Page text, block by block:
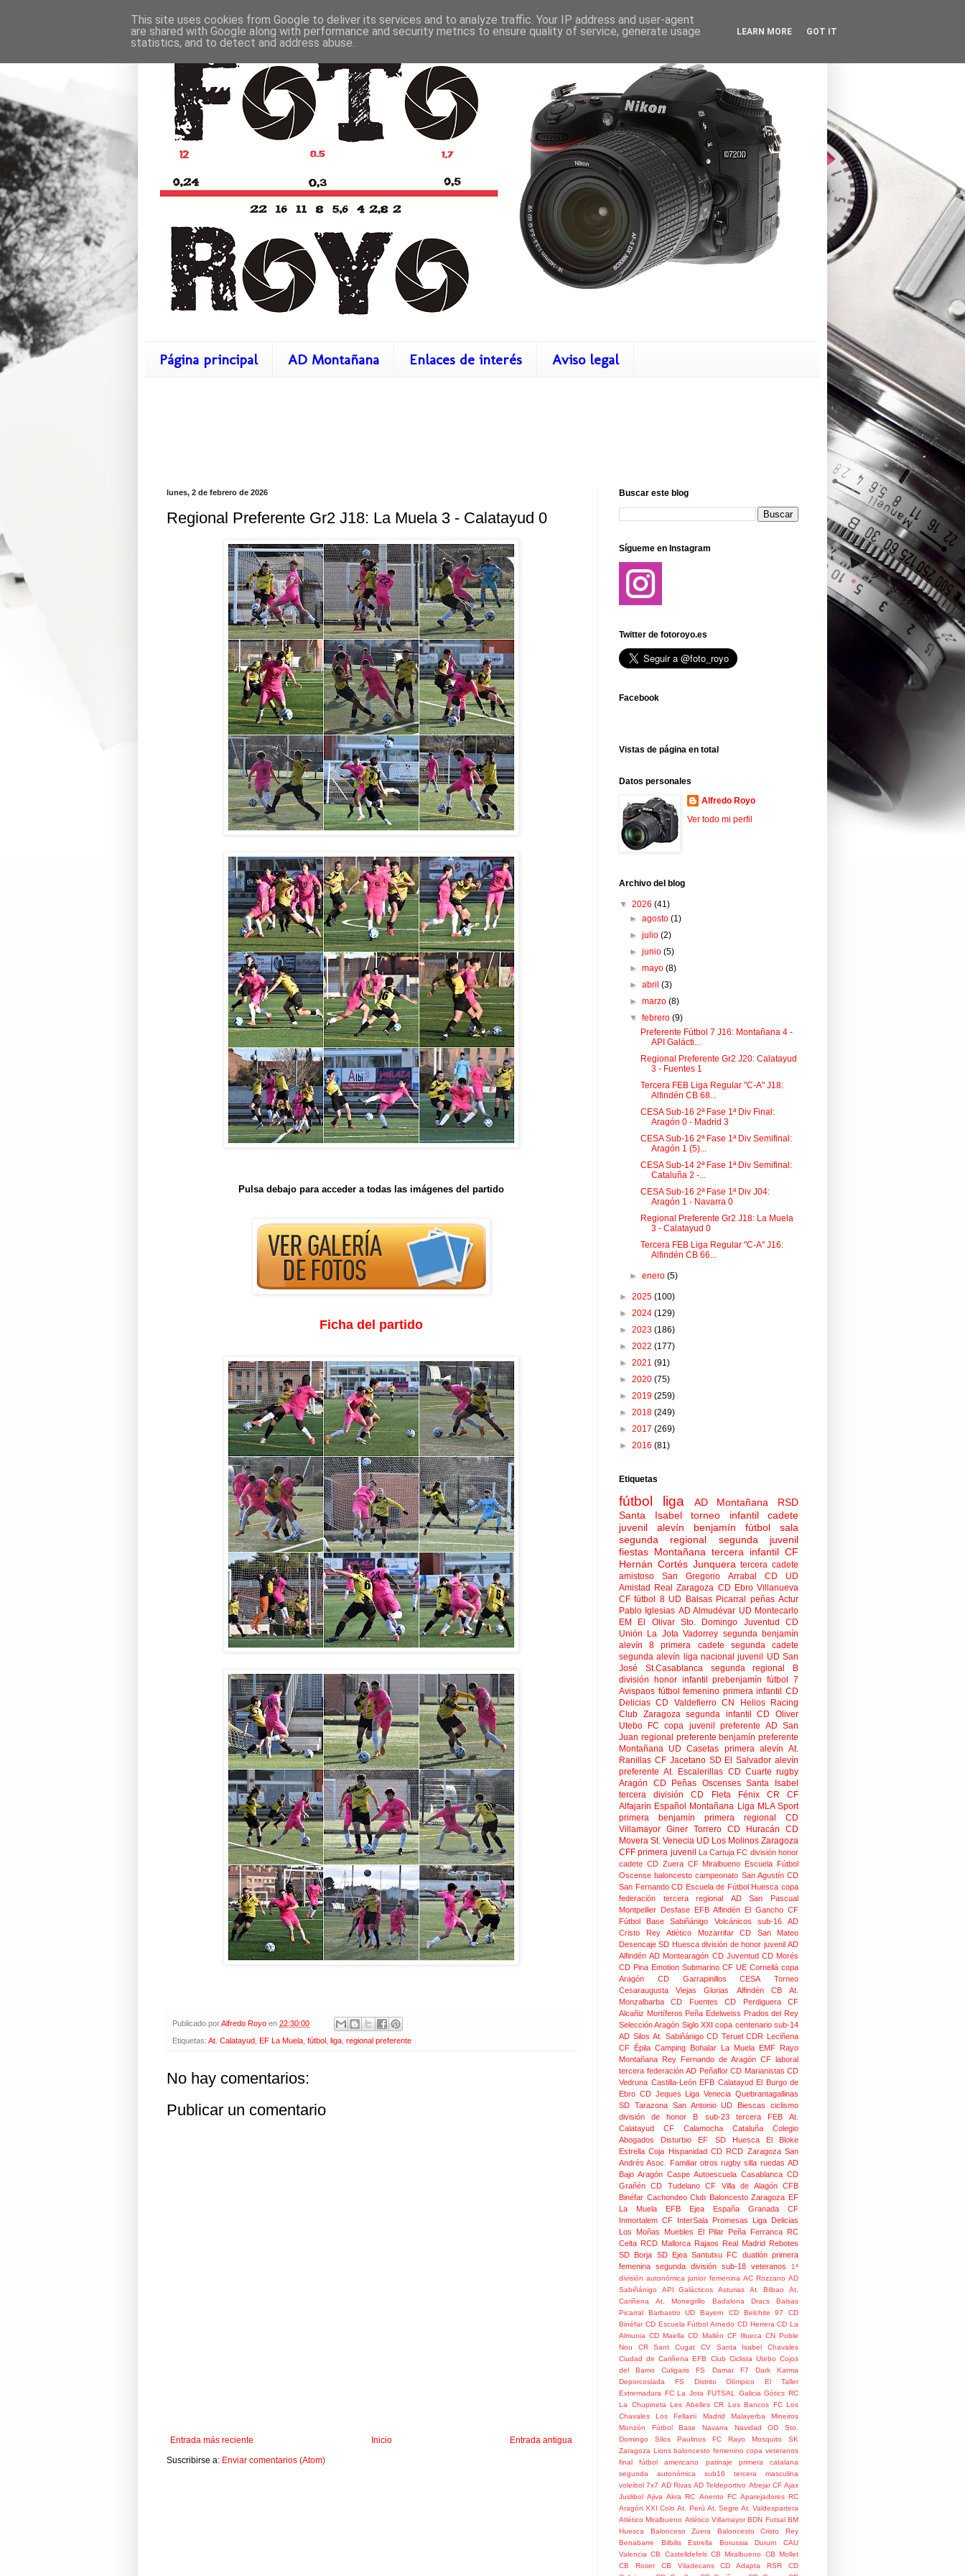
Página principal AD Montañana Enlaces de interés Aviso legal
lunes, 2 de febrero de 2026
Regional Preferente Gr2 J18: La Muela 3 - Calatayud 0
Pulsa debajo para acceder a todas las imágenes del partido
Ficha del partido
Publicado porAlfredo Royo en 22:30:00
Etiquetas: At. Calatayud EF La Muela fútbol liga regional preferente
No hay comentarios:
Publicar un comentario
Entrada más reciente Entrada antigua
Inicio
Suscribirse a: Enviar comentarios (Atom)
Buscar este blog
Sígueme en Instagram
Twitter de fotoroyo.es
Facebook
Vistas de página en total
Datos personales
Alfredo Royo
Ver todo mi perfil
Archivo del blog
▼ 2026 (41)
►agosto(1)
►julio(2)
►junio(5)
►mayo(8)
►abril(3)
►marzo(8)
▼febrero(9)
Preferente Fútbol 7 J16: Montañana 4 -
API Galácti...
Regional Preferente Gr2 J20: Calatayud
3 - Fuentes 1
Tercera FEB Liga Regular "C-A" J18:
Alfindén CB 68...
CESA Sub-16 2ª Fase 1ª Div Final:
Aragón 0 - Madrid 3
CESA Sub-16 2ª Fase 1ª Div Semifinal:
Aragón 1 (5)...
CESA Sub-14 2ª Fase 1ª Div Semifinal:
Cataluña 2 -...
CESA Sub-16 2ª Fase 1ª Div J04:
Aragón 1 - Navarra 0
Regional Preferente Gr2 J18: La Muela
3 - Calatayud 0
Tercera FEB Liga Regular "C-A" J16:
Alfindén CB 66...
►enero(5)
► 2025 (100)
► 2024 (129)
► 2023 (186)
► 2022 (177)
► 2021 (91)
► 2020 (75)
► 2019 (259)
► 2018 (249)
► 2017 (269)
► 2016 (81)
Etiquetas
fútbol liga AD Montañana
RSD
Santa Isabel
torneo infantil
cadete
juvenil
alevín benjamín
fútbol sala
segunda regional
segunda juvenil
fiestas Montañana tercera infantil CF
Hernán Cortés Junquera tercera cadete
amistoso
San Gregorio Arrabal CD
UD
Amistad
Real Zaragoza CD Ebro Villanueva
CF fútbol 8 UD Balsas Picarral peñas Actur
Pablo Iglesias AD Almudévar UD Montecarlo
EM El Olivar Sto. Domingo Juventud
CD
Unión La Jota Vadorrey segunda benjamín
alevín 8
primera cadete
segunda cadete
segunda alevín
liga nacional juvenil
UD San
José
St.Casablanca
segunda regional B
división honor infantil
prebenjamín fútbol 7
Avispaos fútbol femenino primera infantil
CD
Delicias CD Valdefierro CN Helios
Racing
Club Zaragoza segunda infantil
CD Oliver
Utebo FC copa juvenil preferente AD San
Juan regional preferente benjamín preferente
Montañana UD Casetas primera alevín At.
Ranillas CF Jacetano SD El Salvador alevín
preferente At. Escalerillas CD Cuarte rugby
Aragón
CD Peñas Oscenses Santa Isabel
tercera división
CD Fleta Fénix CR
CF
Alfajarín Español Montañana Liga MLA Sport
primera benjamín
primera regional
CD
Villamayor Giner Torrero CD Huracán
CD
Movera St. Venecia UD Los Molinos Zaragoza
CFF primera juvenil La Cartuja FC división honor
cadete CD Zuera CF Miralbueno Escuela Fútbol
Oscense baloncesto campeonato San Agustín CD
San Fernando CD Escuela de Fútbol Huesca copa
federación
tercera regional
AD San Pascual
Montpellier Desfase EFB Alfindén El Gancho CF
Fútbol Base Sabiñánigo
Volcánicos sub-16
AD
Cristo Rey
Atlético Mozarrifar
CD San Mateo
Desencaje SD Huesca división de honor juvenil AD
Alfindén AD Montearagón CD Juventud CD Morés
CD Pina Emotion Submarino CF UE Cornellá copa
Aragón
CD Garrapinillos CESA
Torneo
Cesaraugusta
Viejas Glorias Alfindén CB
At.
Monzalbarba
CD Fuentes CD Perdiguera
CF
Alcañiz Mortíferos Peña Edelweiss Prados del Rey
Selección Aragón Siglo XXI copa centenario sub-14
AD Silos At. Sabiñánigo CD Teruel CDR Leciñena
CF Épila Camping Bohalar La Muela EMF Rayo
Montañana Rey Fernando de Aragón CF laboral
tercera federación AD Peñaflor CD Marianistas CD
Vedruna Castilla-León EFB Calatayud El Burgo de
Ebro CD Jeques Liga Venecia Quebrantagallinas
SD Tarazona San Antonio UD Biescas
ciclismo
división de honor B
sub-23 tercera FEB
At.
Calatayud
CF Calamocha Cataluña
Colegio
Abogados
Disturbio EF SD Huesca
El Bloke
Estrella Coja Hispanidad CD RCD Zaragoza San
Andrés Asoc. Familiar otros rugby silla ruedas AD
Bajo Aragón Caspe Autoescuela Casablanca CD
Grañén
CD Tudelano CF Villa de Alagón
CFB
Binéfar Cachondeo Club Baloncesto Zaragoza EF
La Muela
EFB Ejea España
Granada CF
Inmortalem CF InterSala Promesas
Liga Delicias
Los Moñas
Muebles El Pilar Peña Ferranca RC
Celta RCD Mallorca Rajaos Real Madrid Rebotes
SD Borja SD Ejea Santutxu FC duatlón primera
femenina segunda división sub-18 veteranos
1ª
división autonómica junior femenina AC Rozzano AD
Sabiñánigo
API Galácticos Asturias At. Bilbao
At.
Cariñena
At. Monegrillo Badalona Dracs
Balsas
Picarral
Barbastro UD Bayern CD Belchite 97
CD
Binéfar CD Escuela Fútbol Arnedo CD Herrera CD La
Almunia CD Maella CD Mallén CF Illueca CN Poble
Nou
CR Sant Cugat CV Santa Isabel
Chavales
Ciudad de Cariñena EFB
Club Ciclista Utebo Cojos
del Barrio
Culigaris FS Damar F7
Dark Karma
Deporcoslada FS
Distrito Olímpico
El Taller
Extremadura FC La Jota FUTSAL Galicia Gòtics RC
La Chupineta Les Abelles CR Los Bancos FC Los
Chavales
Los Fellaini Madrid Malayerba
Mineiros
Monzón Fútbol Base
Navarra Navidad
OD Sto.
Domingo Silos
Paulinos FC Rayo Mosquito
SK
Zaragoza Lions baloncesto femenino copa veteranos
final
fútbol americano patinaje
primera catalana
segunda autonómica
sub16
tercera masculina
voleibol 7x7 AD Rivas AD Teldeportivo Abejar CF Ajax
Juslibol Ajiva Akra RC Anento FC Aparejadores RC
Aragón XXI Colo At. Perú At. Segre At. Valdespartera
Atlético Miralbueno Atlético Villamayor BDN Futsal BM
Huesca
Balonceso Zuera
Baloncesto Cristo Rey
Benabarre
Bilbilis Estrella Borussia Durum
CAU
Valencia CB Castelldefels CB Miralbueno
CB Mollet
CB Roser
CB Viladecans CD Adapta RSR
CD
This site uses cookies from Google to deliver its services and to analyze traffic. Your IP address and user-agent
are shared with Google along with performance and security metrics to ensure quality of service, generate usage
statistics, and to detect and address abuse.
LEARN MORE GOT IT